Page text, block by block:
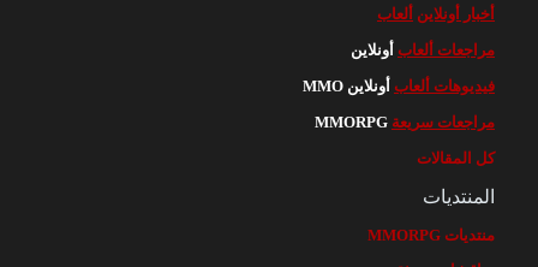
أخبار أونلاين ألعاب
مراجعات ألعاب أونلاين
فيديوهات ألعاب أونلاين MMO
مراجعات سريعة
كل المقالات
المنتديات
منتديات MMORPG